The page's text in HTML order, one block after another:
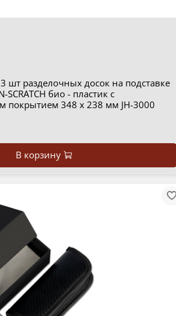
шт разделочных досок на подставке
био - пластик с
покрытием 348 х 238 мм JH-3000
В корзину